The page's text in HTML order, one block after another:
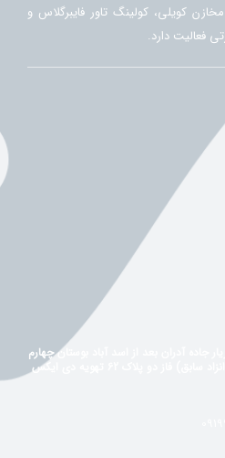
کویلی، کولینگ تاور فایبرگلاس و
فعالیت دارد.
جاده آدران بعد از اسد آباد بوستان چهارم